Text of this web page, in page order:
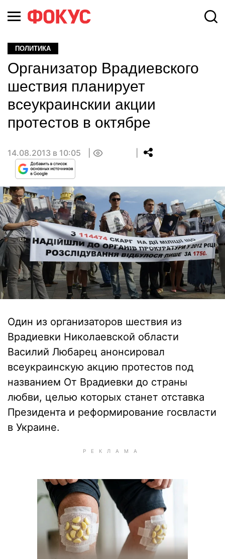
ПОЛИТИКА
Организатор Врадиевского
шествия планирует
всеукраинскии акции
протестов в октябре
14.08.2013 в 10:05
Один из организаторов шествия из
Врадиевки Николаевской области
Василий Любарец анонсировал
всеукраинскую акцию протестов под
названием От Врадиевки до страны
любви, целью которых станет отставка
Президента и реформирование госвласти
в Украине.